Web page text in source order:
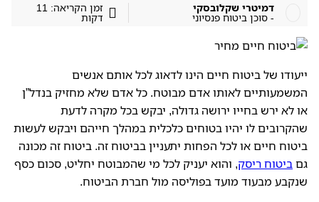
דמיטרי שקלובסקי
- סוכן ביטוח פנסיוני
זמן הקריאה: 11
דקות
ייעודו של ביטוח חיים הינו לדאוג לכל אותם אנשים
המשמעותיים לאותו אדם מבוטח. כל אדם שלא מחזיק בנדל”ן
או לא ירש בחייו ירושה גדולה, יבקש בכל מקרה לדעת
שהקרובים לו יהיו בטוחים כלכלית במהלך חייהם ויבקש לעשות
ביטוח חיים או לכל הפחות יתעניין בביטוח זה. ביטוח זה מכונה
גםביטוח ריסק, והוא יעניק לכל מי שהמבוטח יחליט, סכום כסף
שנקבע מבעוד מועד בפוליסה מול חברת הביטוח.